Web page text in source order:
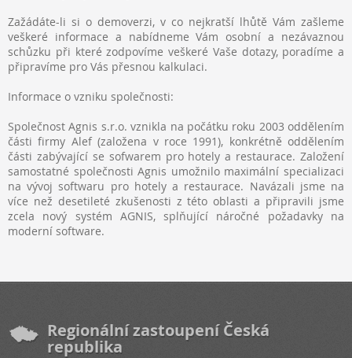
Zažádáte-li si o demoverzi, v co nejkratší lhůtě Vám zašleme
veškeré informace a nabídneme Vám osobní a nezávaznou
schůzku při které zodpovíme veškeré Vaše dotazy, poradíme a
připravíme pro Vás přesnou kalkulaci.
Informace o vzniku společnosti:
Společnost Agnis s.r.o. vznikla na počátku roku 2003 oddělením
části firmy Alef (založena v roce 1991), konkrétně oddělením
části zabývající se sofwarem pro hotely a restaurace. Založení
samostatné společnosti Agnis umožnilo maximální specializaci
na vývoj softwaru pro hotely a restaurace. Navázali jsme na
více než desetileté zkušenosti z této oblasti a připravili jsme
zcela nový systém AGNIS, splňující náročné požadavky na
moderní software.
Regionální zastoupení Česká
republika